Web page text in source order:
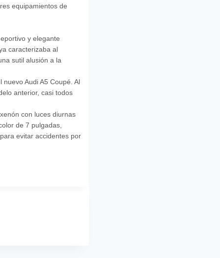
equipamientos de
y elegante
caracterizaba al
sutil alusión a la
Audi A5 Coupé. Al
anterior, casi todos
con luces diurnas
de 7 pulgadas,
evitar accidentes por